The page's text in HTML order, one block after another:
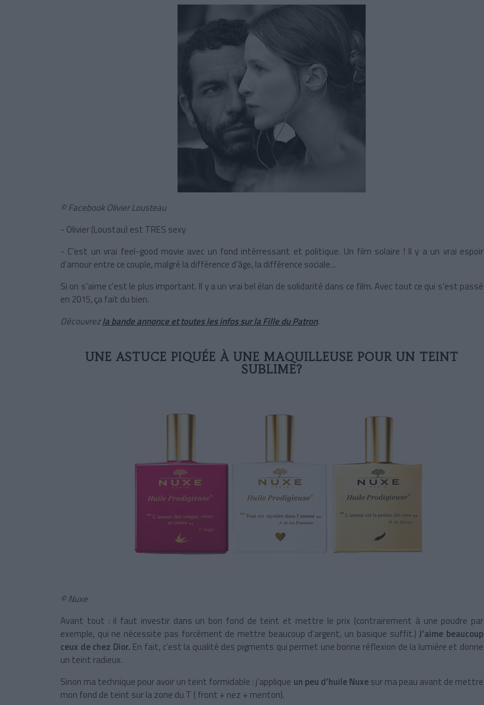
© Facebook Olivier Lousteau
- Olivier (Loustau) est TRES sexy
- C’est un vrai feel-good movie avec un fond intérressant et politique. Un film solaire ! Il y a un vrai espoir
d’amour entre ce couple, malgré la différence d’âge, la différence sociale…
Si on s’aime c’est le plus important. Il y a un vrai bel élan de solidarité dans ce film. Avec tout ce qui s’est passé
en 2015, ça fait du bien.
Découvrezla bande annonce et toutes les infos sur la Fille du Patron.
UNE ASTUCE PIQUÉE À UNE MAQUILLEUSE POUR UN TEINT
SUBLIME?
© Nuxe
Avant tout : il faut investir dans un bon fond de teint et mettre le prix (contrairement à une poudre par
exemple, qui ne nécessite pas forcément de mettre beaucoup d’argent, un basique suffit.) J’aime beaucoup
ceux de chez Dior. En fait, c’est la qualité des pigments qui permet une bonne réflexion de la lumière et donne
un teint radieux.
Sinon ma technique pour avoir un teint formidable : j’applique un peu d’huile Nuxesur ma peau avant de mettre
mon fond de teint sur la zone du T ( front + nez + menton).